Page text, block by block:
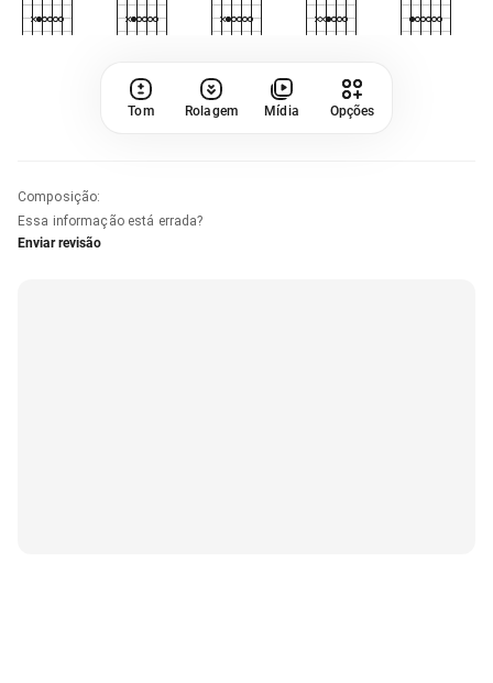
Tom Rolagem Mídia Opções
Composição:
Essa informação está errada?
Enviar revisão